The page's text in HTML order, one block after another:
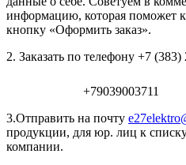
информацию, которая поможет
кнопку «Оформить заказ».
2. Заказать по телефону +7
+79039003711
3.Отправить на почту
продукции, для юр. лиц к
компании.